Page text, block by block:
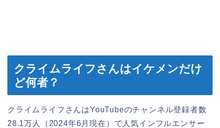
クライムライフさんはイケメンだけ
ど何者？
クライムライフさんはYouTubeのチャンネル登録者数
28.1万人（2024年6月現在）で人気インフルエンサー